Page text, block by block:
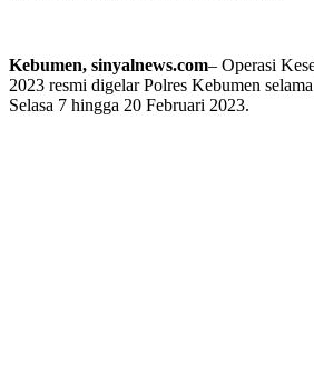
Kebumen, sinyalnews.com– Operasi
2023 resmi digelar Polres Kebumen
Selasa 7 hingga 20 Februari 2023.